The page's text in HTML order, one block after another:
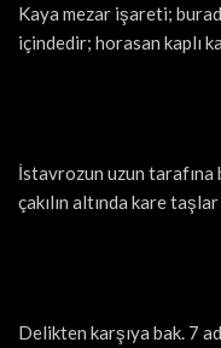
Kaya mezar işareti;
içindedir; horasan kaplı
İstavrozun uzun tarafına
çakılın altında kare
Delikten karşıya bak. 7